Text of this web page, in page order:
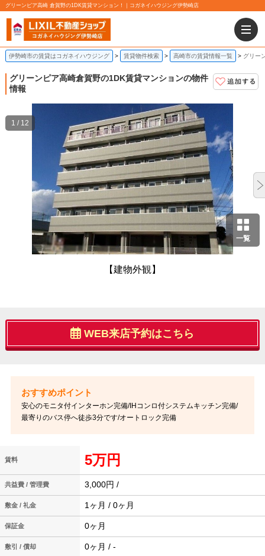
グリーンピア高崎 倉賀野の1DK賃貸マンション！｜コガネイハウジング伊勢崎店
伊勢崎市の賃貸はコガネイハウジング 賃貸物件検索 高崎市の賃貸情報一覧 グリー
グリーンピア高崎倉賀野の1DK賃貸マンションの物件
情報
一覧
【建物外観】
1 / 12
WEB来店予約はこちら
安心のモニタ付インターホン完備/IHコンロ付システムキッチン完備/
最寄りのバス停へ徒歩3分です/オートロック完備
賃料 5万円
共益費 / 管理費 3,000円 /
敷金 / 礼金 1ヶ月 / 0ヶ月
保証金 0ヶ月
敷引 / 償却 0ヶ月 / -